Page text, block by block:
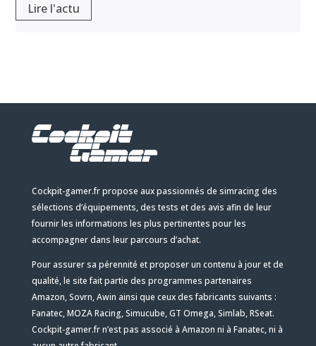
Lire l'actu
Cockpit-gamer.fr propose aux passionnés de simracing des
sélections d’équipements, des tests et des avis afin de leur
fournir les informations les plus pertinentes pour les
accompagner dans leur parcours d’achat.
Pour assurer sa pérennité et proposer un contenu à jour et de
qualité, le site fait partie des programmes partenaires
Amazon, Sovrn, Awin ainsi que ceux des fabricants suivants :
Fanatec, MOZA Racing, Simucube, GT Omega, Simlab, RSeat.
Cockpit-gamer.fr n’est pas associé à Amazon ni à Fanatec, ni à